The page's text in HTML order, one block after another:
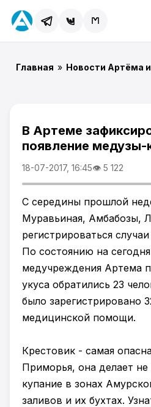
Главная » Новости Артёма
В Артеме
появление медузы-
18-07-2017, 16:45👁 5 122
С середины прошлой
Муравьиная, Амбабозы,
регистрироваться
По состоянию на
медучреждения Артема
укуса обратились 23
было зарегистрировано
медицинской помощи.
Крестовик - самая
Приморья, она делает
купание в зонах
заливов и их бухтах.